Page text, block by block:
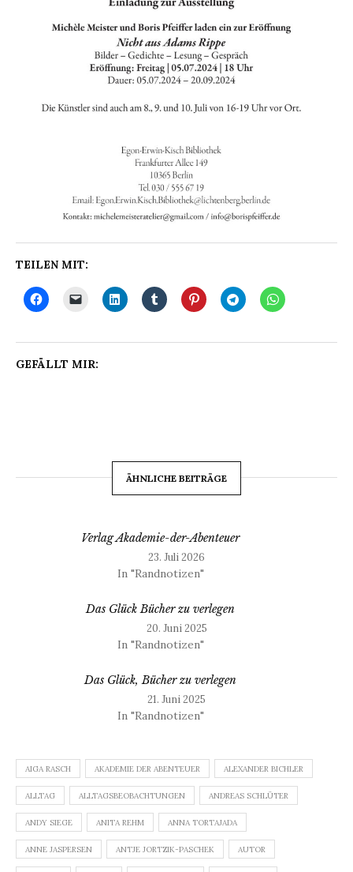
TEILEN MIT:
GEFÄLLT MIR:
ÄHNLICHE BEITRÄGE
Verlag Akademie-der-Abenteuer
23. Juli 2026
In "Randnotizen"
Das Glück Bücher zu verlegen
20. Juni 2025
In "Randnotizen"
Das Glück, Bücher zu verlegen
21. Juni 2025
In "Randnotizen"
AIGA RASCH AKADEMIE DER ABENTEUER ALEXANDER BICHLER
ALLTAG ALLTAGSBEOBACHTUNGEN ANDREAS SCHLÜTER
ANDY SIEGE ANITA REHM ANNA TORTAJADA
ANNE JASPERSEN ANTJE JORTZIK-PASCHEK AUTOR